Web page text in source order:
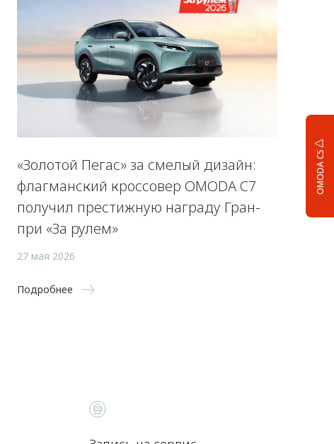
OMODA C5
«Золотой Пегас» за смелый дизайн:
флагманский кроссовер OMODA C7
получил престижную награду Гран-
при «За рулем»
27 мая 2026
Подробнее